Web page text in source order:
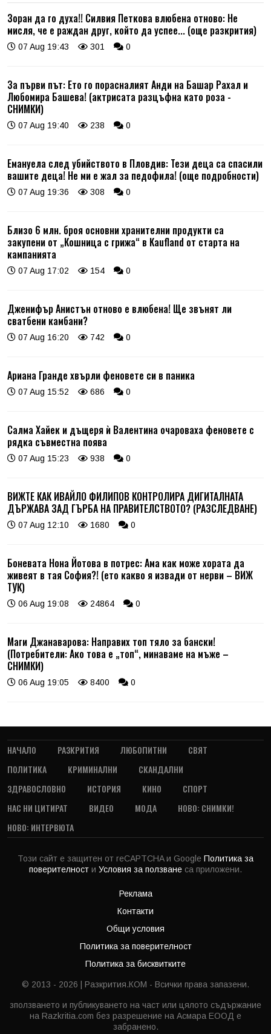
Зоран да го духа!! Силвия Петкова влюбена отново: Не
мисля, че е раждан друг, който да успее... (още разкрития)
07 Aug 19:43 301 0
За първи път: Ето го порасналият Анди на Башар Рахал и
Любомира Башева! (актрисата разцъфна като роза -
СНИМКИ)
07 Aug 19:40 238 0
Емануела след убийството в Пловдив: Тези деца са спасили
вашите деца! Не ми е жал за педофила! (още подробности)
07 Aug 19:36 308 0
Близо 6 млн. броя основни хранителни продукти са
закупени от „Кошница с грижа“ в Kaufland от старта на
кампанията
07 Aug 17:02 154 0
Дженифър Анистън отново е влюбена! Ще звънят ли
сватбени камбани?
07 Aug 16:20 742 0
Ариана Гранде хвърли феновете си в паника
07 Aug 15:52 686 0
Салма Хайек и дъщеря ѝ Валентина очароваха феновете с
рядка съвместна поява
07 Aug 15:23 938 0
ВИЖТЕ КАК ИВАЙЛО ФИЛИПОВ КОНТРОЛИРА ДИГИТАЛНАТА
ДЪРЖАВА ЗАД ГЪРБА НА ПРАВИТЕЛСТВОТО? (РАЗСЛЕДВАНЕ)
07 Aug 12:10 1680 0
Боневата Нона Йотова в потрес: Ама как може хората да
живеят в тая София?! (ето какво я извади от нерви – ВИЖ
ТУК)
06 Aug 19:08 24864 0
Маги Джанаварова: Направих топ тяло за бански!
(Потребители: Ако това е „топ“, минаваме на мъже –
СНИМКИ)
06 Aug 19:05 8400 0
НАЧАЛО РАЗКРИТИЯ ЛЮБОПИТНИ
СВЯТ
ПОЛИТИКА
КРИМИНАЛНИ
СКАНДАЛНИ
ЗДРАВОСЛОВНО
ИСТОРИЯ КИНО
СПОРТ
НАС НИ ЦИТИРАТ
ВИДЕО МОДА
НОВО: СНИМКИ!
НОВО: ИНТЕРВЮТА
Този сайт е защитен от reCAPTCHA и Google Политика за
поверителност и Условия за ползване са приложени.
Реклама
Контакти
Общи условия
Политика за поверителност
Политика за бисквитките
© 2013 - 2026 | Разкрития.КОМ - Всички права запазени.
зползването и публикуването на част или цялото съдържание
на Razkritia.com без разрешение на Асмара ЕООД е
забранено.